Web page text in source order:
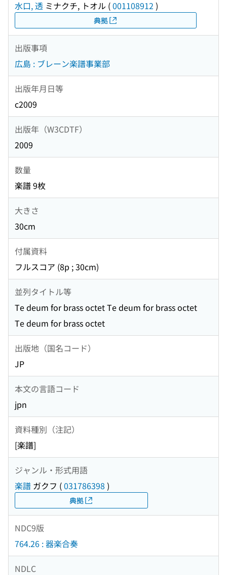
水口, 透 ミナクチ, トオル (001108912 )
典拠
出版事項
広島 : ブレーン楽譜事業部
出版年月日等
c2009
出版年（W3CDTF）
2009
数量
楽譜 9枚
大きさ
30cm
付属資料
フルスコア (8p ; 30cm)
並列タイトル等
Te deum for brass octet Te deum for brass octet
Te deum for brass octet
出版地（国名コード）
JP
本文の言語コード
jpn
資料種別（注記）
[楽譜]
ジャンル・形式用語
楽譜 ガクフ (031786398 )
典拠
NDC9版
764.26 : 器楽合奏
NDLC